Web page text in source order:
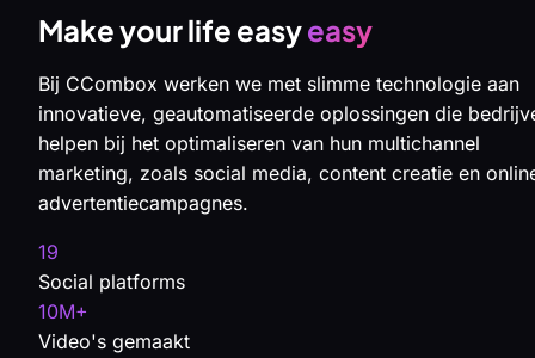
Make your life easyeasy
Bij CCombox werken we met slimme technologie aan
innovatieve, geautomatiseerde oplossingen die
helpen bij het optimaliseren van hun multichannel
marketing, zoals social media, content creatie en
advertentiecampagnes.
19
Social platforms
10M+
Video's gemaakt